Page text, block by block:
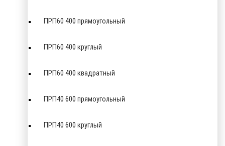
ПРП60 400 прямоугольный
ПРП60 400 круглый
ПРП60 400 квадратный
ПРП40 600 прямоугольный
ПРП40 600 круглый